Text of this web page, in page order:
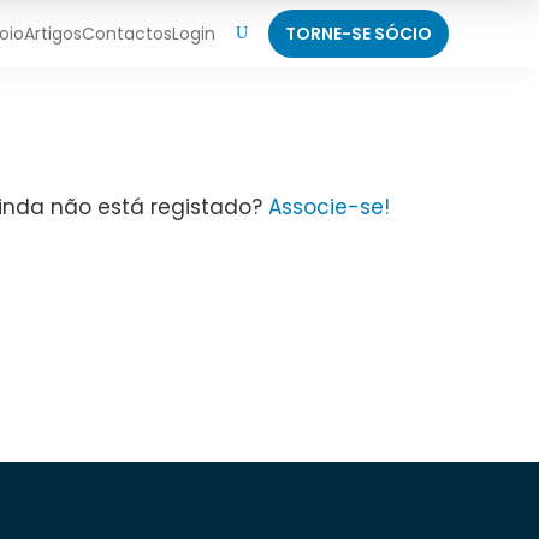
ArtigosContactosLogin U TORNE-SE SÓCIO
não está registado? Associe-se!